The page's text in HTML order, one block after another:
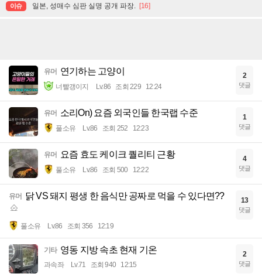
이슈 일본, 성매수 심판 실명 공개 파장. [16]
유머 연기하는 고양이
너빨갱이지 Lv.86 조회 229 12:24
2
댓글
유머 소리On) 요즘 외국인들 한국랩 수준
풀소유 Lv.86 조회 252 12:23
1
댓글
유머 요즘 효도 케이크 퀄리티 근황
풀소유 Lv.86 조회 500 12:22
4
댓글
유머 닭 VS 돼지 평생 한 음식만 공짜로 먹을 수 있다면??
풀소유 Lv.86 조회 356 12:19
13
댓글
기타 영동 지방 속초 현재 기온
과속좌 Lv.71 조회 940 12:15
2
댓글